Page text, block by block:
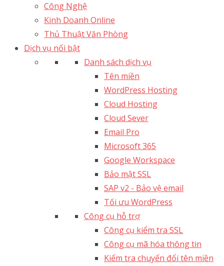
Công Nghệ
Kinh Doanh Online
Thủ Thuật Văn Phòng
Dịch vụ nổi bật
Danh sách dịch vụ
Tên miền
WordPress Hosting
Cloud Hosting
Cloud Sever
Email Pro
Microsoft 365
Google Workspace
Bảo mật SSL
SAP v2 - Bảo vệ email​
Tối ưu WordPress
Công cụ hỗ trợ
Công cụ kiểm tra SSL
Công cụ mã hóa thông tin
Kiểm tra chuyển đổi tên miền